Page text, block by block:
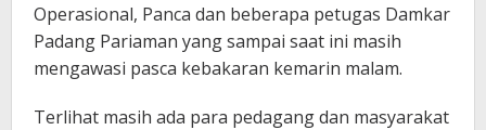
Operasional, Panca dan beberapa petugas Damkar
Padang Pariaman yang sampai saat ini masih
mengawasi pasca kebakaran kemarin malam.
Terlihat masih ada para pedagang dan masyarakat